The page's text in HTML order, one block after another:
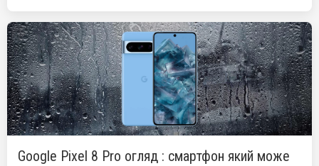
Google Pixel 8 Pro огляд : смартфон який може